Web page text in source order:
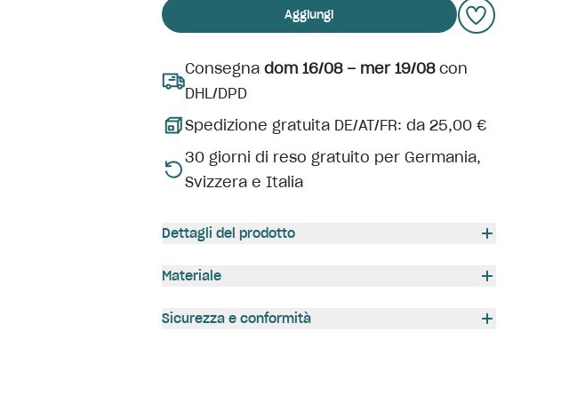
Aggiungi
Consegna dom 16/08 – mer 19/08con
DHL/DPD
Spedizione gratuita DE/AT/FR: da 25,00 €
30 giorni di reso gratuito per Germania,
Svizzera e Italia
Dettagli del prodotto
Materiale
Sicurezza e conformità